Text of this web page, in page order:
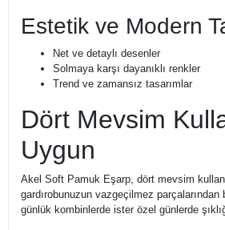
Estetik ve Modern
Net ve detaylı desenler
Solmaya karşı dayanıklı renkler
Trend ve zamansız tasarımlar
Dört Mevsim
Uygun
Akel Soft Pamuk Eşarp, dört mevsim
gardırobunuzun vazgeçilmez
günlük kombinlerde ister özel günlerde